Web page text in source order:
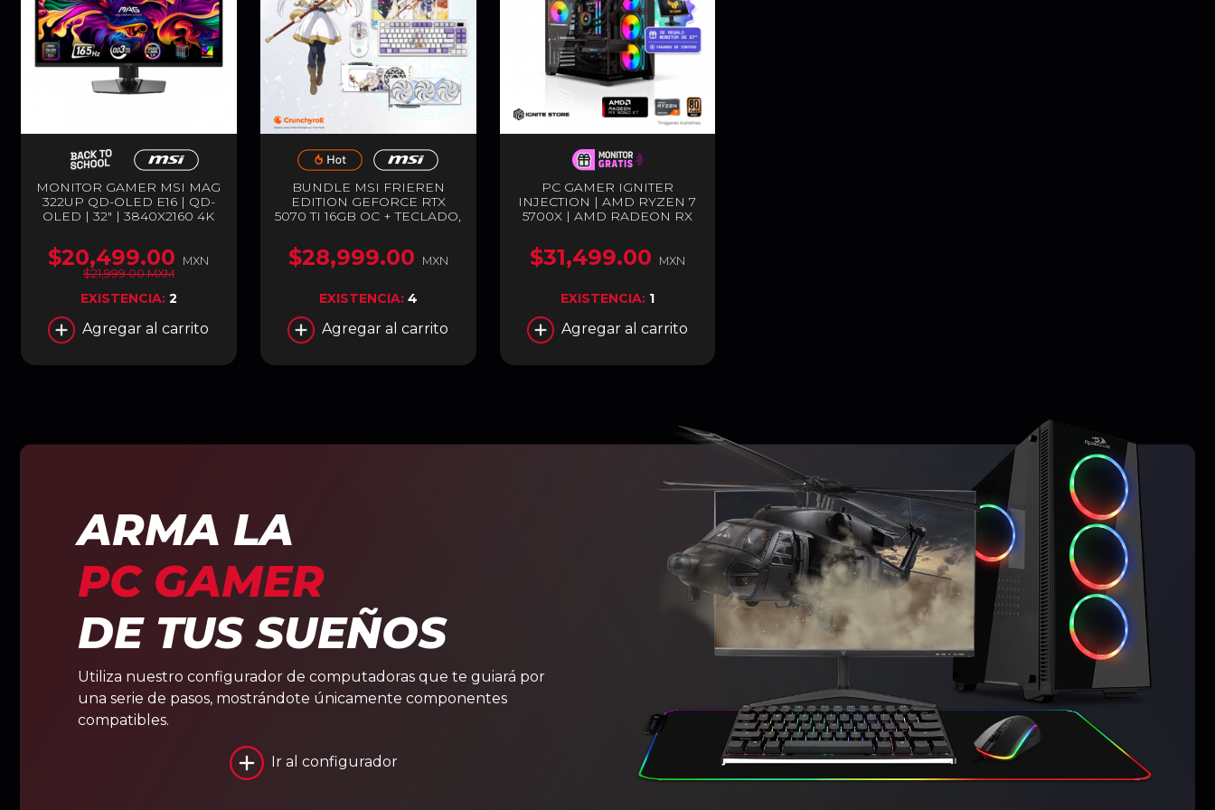
MONITOR GAMER MSI MAG
322UP QD-OLED E16 | QD-
OLED | 32" | 3840X2160 4K
DISPLAYPORT | NEGRO |
MAG 322UP QD-OLED E16
$20,499.00
MXN
$21,999.00 MXM
EXISTENCIA: 2
Agregar al carrito
BUNDLE MSI FRIEREN
EDITION GEFORCE RTX
5070 TI 16GB OC + TECLADO,
GAMER | GDDR7 | EDICIÓN
ESPECIAL | BLANCO
$28,999.00 MXN
EXISTENCIA: 4
Agregar al carrito
PC GAMER IGNITER
INJECTION | AMD RYZEN 7
5700X | AMD RADEON RX
DDR4 | SSD 1TB M.2 +
MONITOR DE 27" DE
REGALO PAGANDO DE
$31,499.00 MXN
EXISTENCIA: 1
Agregar al carrito
ARMA LA
PC GAMER
DE TUS SUEÑOS
Utiliza nuestro configurador de computadoras que te guiará por
una serie de pasos, mostrándote únicamente componentes
compatibles.
Ir al configurador